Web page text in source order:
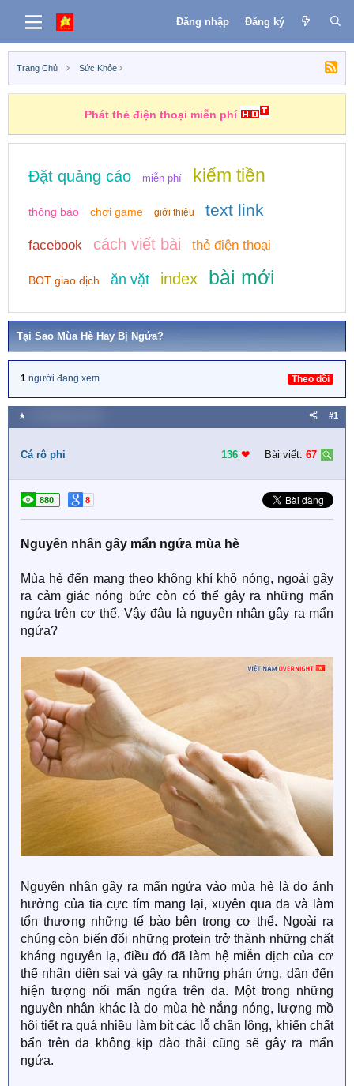
Đăng nhập Đăng ký
Trang Chủ Sức Khỏe
Phát thẻ điện thoại miễn phí
Đặt quảng cáo miễn phí kiếm tiền
thông báo chơi game giới thiệu text link
facebook cách viết bài thẻ điện thoại
BOT giao dịch ăn vặt index bài mới
Tại Sao Mùa Hè Hay Bị Ngứa?
1 người đang xem Theo dõi
★ #1
Cá rô phi 136 ❤︎ Bài viết: 67
880 8
Nguyên nhân gây mẩn ngứa mùa hè
Mùa hè đến mang theo không khí khô nóng, ngoài gây
ra cảm giác nóng bức còn có thể gây ra những mẩn
ngứa trên cơ thể. Vậy đâu là nguyên nhân gây ra mẩn
ngứa?
Nguyên nhân gây ra mẩn ngứa vào mùa hè là do ảnh
hưởng của tia cực tím mang lại, xuyên qua da và làm
tổn thương những tế bào bên trong cơ thể. Ngoài ra
chúng còn biến đổi những protein trở thành những chất
kháng nguyên lạ, điều đó đã làm hệ miễn dịch của cơ
thể nhận diện sai và gây ra những phản ứng, dần đến
hiện tượng nổi mẩn ngứa trên da. Một trong những
nguyên nhân khác là do mùa hè nắng nóng, lượng mồ
hôi tiết ra quá nhiều làm bít các lỗ chân lông, khiến chất
bẩn trên da không kịp đào thải cũng sẽ gây ra mẩn
ngứa.